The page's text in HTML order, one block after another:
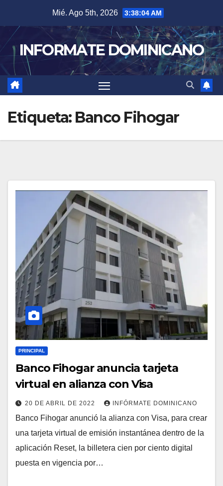
content
Mié. Ago 5th, 2026 3:38:04 AM
INFORMATE DOMINICANO
Etiqueta: Banco Fihogar
PRINCIPAL
Banco Fihogar anuncia tarjeta
virtual en alianza con Visa
20 DE ABRIL DE 2022 INFÓRMATE DOMINICANO
Banco Fihogar anunció la alianza con Visa, para crear
una tarjeta virtual de emisión instantánea dentro de la
aplicación Reset, la billetera cien por ciento digital
puesta en vigencia por…